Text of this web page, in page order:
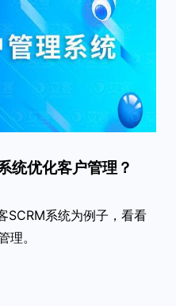
统优化客户管理？
SCRM系统为例子，看看
理。